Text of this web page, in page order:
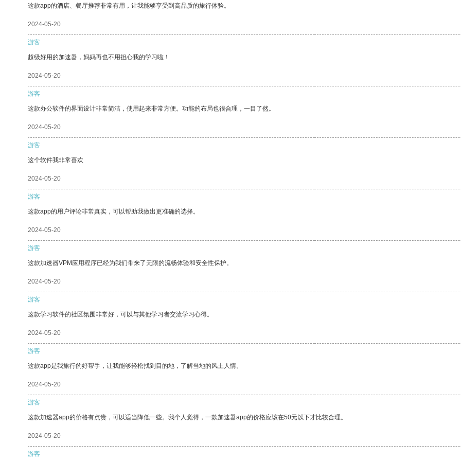
这款app的酒店、餐厅推荐非常有用，让我能够享受到高品质的旅行体验。
2024-05-20
游客
超级好用的加速器，妈妈再也不用担心我的学习啦！
2024-05-20
游客
这款办公软件的界面设计非常简洁，使用起来非常方便。功能的布局也很合理，一目了然。
2024-05-20
游客
这个软件我非常喜欢
2024-05-20
游客
这款app的用户评论非常真实，可以帮助我做出更准确的选择。
2024-05-20
游客
这款加速器VPM应用程序已经为我们带来了无限的流畅体验和安全性保护。
2024-05-20
游客
这款学习软件的社区氛围非常好，可以与其他学习者交流学习心得。
2024-05-20
游客
这款app是我旅行的好帮手，让我能够轻松找到目的地，了解当地的风土人情。
2024-05-20
游客
这款加速器app的价格有点贵，可以适当降低一些。我个人觉得，一款加速器app的价格应该在50元以下才比较合理。
2024-05-20
游客